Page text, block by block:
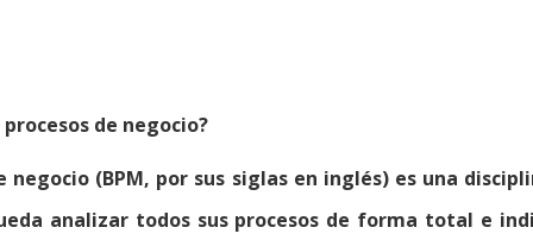
de negocio?
negocio (BPM, por sus siglas en inglés) es una
analizar todos sus procesos de forma total e